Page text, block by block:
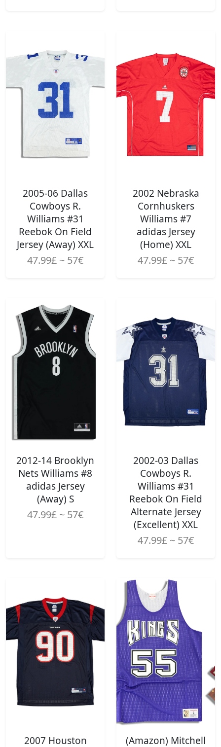
2005-06 Dallas
Cowboys R.
Williams #31
Reebok On Field
Jersey (Away) XXL
47.99£ ~ 57€
2002 Nebraska
Cornhuskers
Williams #7
adidas Jersey
(Home) XXL
47.99£ ~ 57€
2012-14 Brooklyn
Nets Williams #8
adidas Jersey
(Away) S
47.99£ ~ 57€
2002-03 Dallas
Cowboys R.
Williams #31
Reebok On Field
Alternate Jersey
(Excellent) XXL
47.99£ ~ 57€
2007 Houston (Amazon) Mitchell